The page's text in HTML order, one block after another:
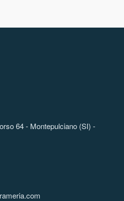
64 - Montepulciano (SI) -